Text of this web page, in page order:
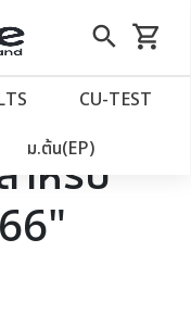
close
search
Skip
to
shopping_cart
รถเข็น
CU‑TEST
ม.ต้น(EP)
หรับ